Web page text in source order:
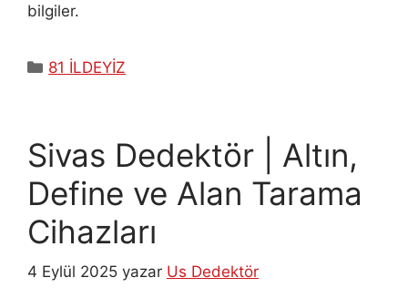
bilgiler.
Kategoriler
81 İLDEYİZ
Sivas Dedektör | Altın,
Define ve Alan Tarama
Cihazları
4 Eylül 2025 yazar Us Dedektör